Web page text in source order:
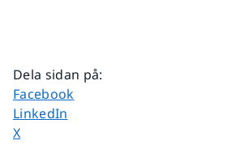
Dela sidan på:
Dela sidan på
Facebook
Dela sidan på
LinkedIn
Dela sidan på
X